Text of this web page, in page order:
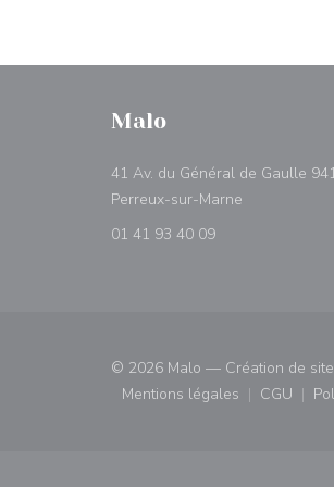
Malo
41 Av. du Général de Gaulle
Perreux-sur-Marne
01 41 93 40 09
© 2026 Malo — Création de
Mentions légales
((ouvre une nouvelle
CGU